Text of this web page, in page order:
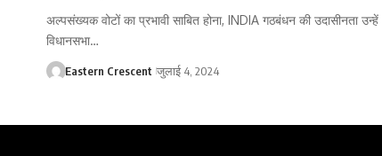
अल्पसंख्यक वोटों का प्रभावी साबित होना, INDIA गठबंधन की उदासीनता उन्हें
विधानसभा…
Eastern Crescent जुलाई 4, 2024